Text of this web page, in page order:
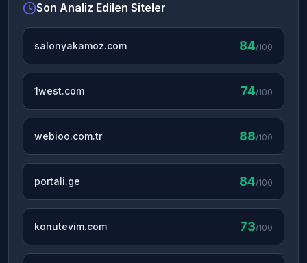
Son Analiz Edilen Siteler
salonyakamoz.com 84/100
1west.com 74/100
webioo.com.tr 88/100
portali.ge 84/100
konutevim.com 73/100